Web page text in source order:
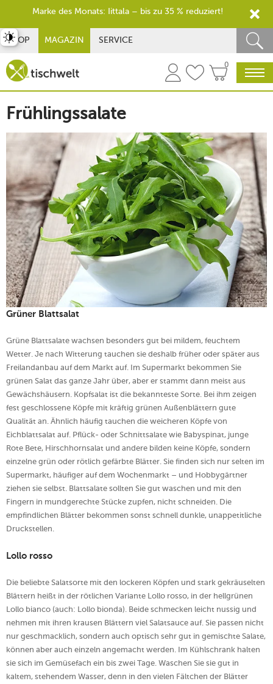
SHOP MAGAZIN SERVICE
0
Frühlingssalate
Grüner Blattsalat
Grüne Blattsalate wachsen besonders gut bei mildem, feuchtem
Wetter. Je nach Witterung tauchen sie deshalb früher oder später aus
Freilandanbau auf dem Markt auf. Im Supermarkt bekommen Sie
grünen Salat das ganze Jahr über, aber er stammt dann meist aus
Gewächshäusern. Kopfsalat ist die bekannteste Sorte. Bei ihm zeigen
fest geschlossene Köpfe mit kräftig grünen Außenblättern gute
Qualität an. Ähnlich häufig tauchen die weicheren Köpfe von
Eichblattsalat auf. Pflück- oder Schnittsalate wie Babyspinat, junge
Rote Bete, Hirschhornsalat und andere bilden keine Köpfe, sondern
einzelne grün oder rötlich gefärbte Blätter. Sie finden sich nur selten im
Supermarkt, häufiger auf dem Wochenmarkt – und Hobbygärtner
ziehen sie selbst. Blattsalate sollten Sie gut waschen und mit den
Fingern in mundgerechte Stücke zupfen, nicht schneiden. Die
empfindlichen Blätter bekommen sonst schnell dunkle, unappetitliche
Druckstellen.
Lollo rosso
Die beliebte Salatsorte mit den lockeren Köpfen und stark gekräuselten
Blättern heißt in der rötlichen Variante Lollo rosso, in der hellgrünen
Lollo bianco (auch: Lollo bionda). Beide schmecken leicht nussig und
nehmen mit ihren krausen Blättern viel Salatsauce auf. Sie passen nicht
nur geschmacklich, sondern auch optisch sehr gut in gemischte Salate,
können aber auch einzeln angemacht werden. Im Kühlschrank halten
sie sich im Gemüsefach ein bis zwei Tage. Waschen Sie sie gut in
kaltem, stehendem Wasser, denn in den vielen Fältchen der Blätter
umschalten
Marke des Monats: Iittala – bis zu 35 % reduziert!